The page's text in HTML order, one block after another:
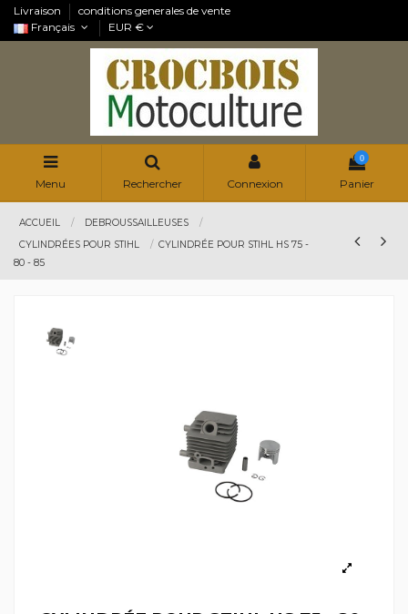
Livraison
conditions generales de vente
Français
EUR €
Menu Rechercher Connexion
0
Panier
ACCUEIL
DEBROUSSAILLEUSES
CYLINDRÉES POUR STIHL
CYLINDRÉE POUR STIHL HS 75 -
80 - 85